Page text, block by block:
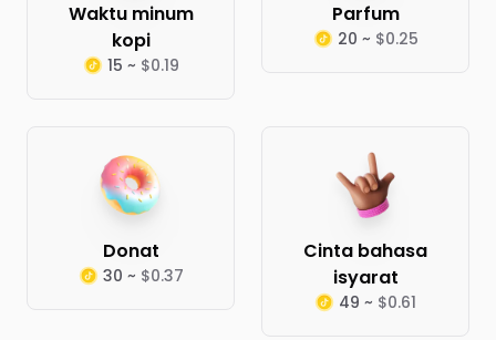
Waktu minum
kopi
15 ~ $0.19
Parfum
20 ~ $0.25
Donat
30 ~ $0.37
Cinta bahasa
isyarat
49 ~ $0.61